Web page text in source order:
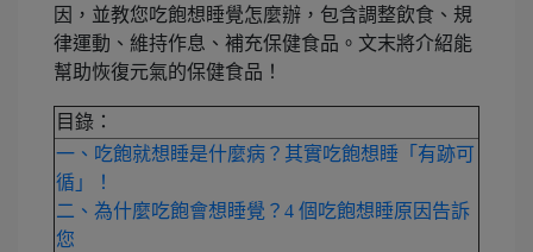
因，並教您吃飽想睡覺怎麼辦，包含調整飲食、規
律運動、維持作息、補充保健食品。文末將介紹能
幫助恢復元氣的保健食品！
目錄：
一、吃飽就想睡是什麼病？其實吃飽想睡「有跡可
循」！
二、為什麼吃飽會想睡覺？4 個吃飽想睡原因告訴
您